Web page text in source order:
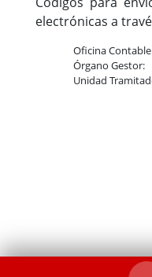
Historia
Monumentos
Gastronomía
electrónicas a
Oficina
Órgano Gestor:
Unidad